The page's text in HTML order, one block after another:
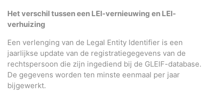
Het verschil tussen een LEI-vernieuwing en LEI-
verhuizing
Een verlenging van de Legal Entity Identifier is een
jaarlijkse update van de registratiegegevens van de
rechtspersoon die zijn ingediend bij de GLEIF-database.
De gegevens worden ten minste eenmaal per jaar
bijgewerkt.